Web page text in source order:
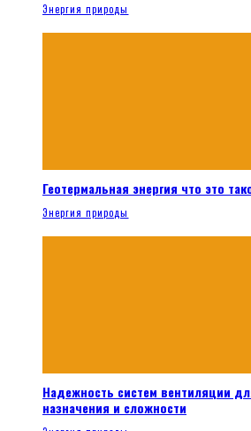
Энергия природы
Геотермальная энергия что это
Энергия природы
Надежность систем вентиляции
назначения и сложности